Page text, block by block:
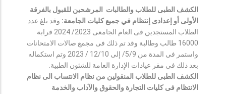
الكشف الطبى للطلاب والطالبات المرشحين للقبول بالفرقة
الأولى أو إعدادى إنتظام في جميع كليات الجامعة: وقد بلغ عدد
الطلاب المستجدين فى العام الجامعى 2023/ 2024 قرابة
16000 طالب وطالبة وقد تم ذلك فى مجمع صالات الامتحانات
واستمر فى المدة من 5/9/ إلى 12/10 / 2023 وتم استكماله
بعد ذلك فى مقر عيادات الإدارة العامة للشئون الطبية.
الكشف الطبى للطلاب المنقولين من نظام الانتساب الى نظام
الانتظام فى كليات التجارة والحقوق والآداب والخدمة